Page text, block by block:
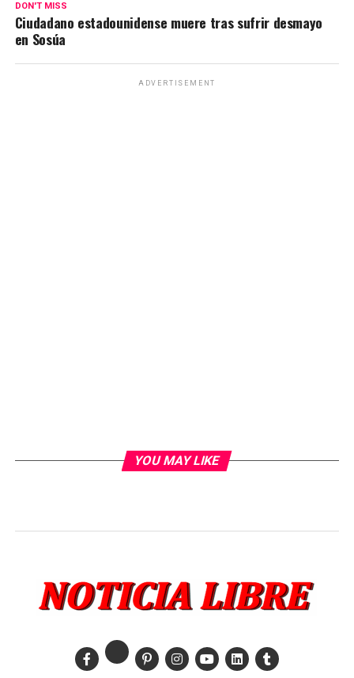
DON'T MISS
Ciudadano estadounidense muere tras sufrir desmayo
en Sosúa
ADVERTISEMENT
YOU MAY LIKE